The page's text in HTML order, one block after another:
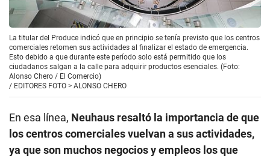
La titular del Produce indicó que en principio se tenía previsto que los centros
comerciales retomen sus actividades al finalizar el estado de emergencia.
Esto debido a que durante este período solo está permitido que los
ciudadanos salgan a la calle para adquirir productos esenciales. (Foto:
Alonso Chero / El Comercio)
/ EDITORES FOTO > ALONSO CHERO
En esa línea, Neuhaus resaltó la importancia de que
los centros comerciales vuelvan a sus actividades,
ya que son muchos negocios y empleos los que